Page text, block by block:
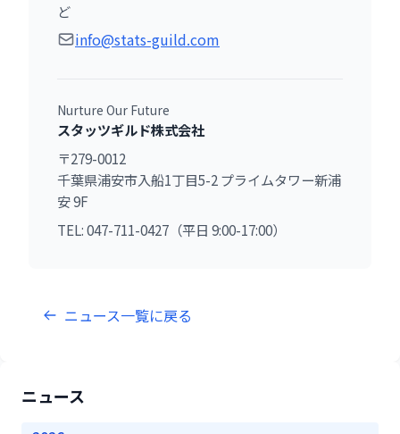
ど
info@stats-guild.com
Nurture Our Future
スタッツギルド株式会社
〒279-0012
千葉県浦安市入船1丁目5-2 プライムタワー新浦
安 9F
TEL: 047-711-0427（平日 9:00-17:00）
ニュース一覧に戻る
ニュース